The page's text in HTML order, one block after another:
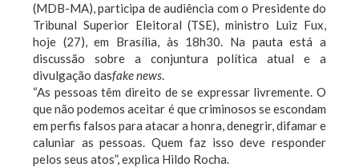
(MDB-MA), participa de audiência com o Presidente do
Tribunal Superior Eleitoral (TSE), ministro Luiz Fux,
hoje (27), em Brasília, às 18h30. Na pauta está a
discussão sobre a conjuntura política atual e a
divulgação dasfake news.
“As pessoas têm direito de se expressar livremente. O
que não podemos aceitar é que criminosos se escondam
em perfis falsos para atacar a honra, denegrir, difamar e
caluniar as pessoas. Quem faz isso deve responder
pelos seus atos”, explica Hildo Rocha.